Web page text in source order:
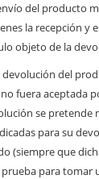
del producto
la recepción y
objeto de la
devolución del
fuera aceptada
se pretende
para su
(siempre que
para tomar